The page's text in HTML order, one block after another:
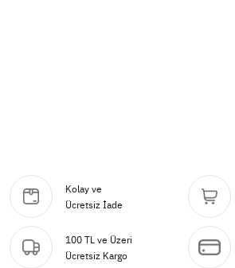
Kolay ve
Ücretsiz İade
100 TL ve Üzeri
Ücretsiz Kargo